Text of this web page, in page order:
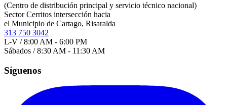
(Centro de distribución principal y servicio técnico nacional)
Sector Cerritos intersección hacia
el Municipio de Cartago, Risaralda
313 750 3042
L-V / 8:00 AM - 6:00 PM
Sábados / 8:30 AM - 11:30 AM
Síguenos